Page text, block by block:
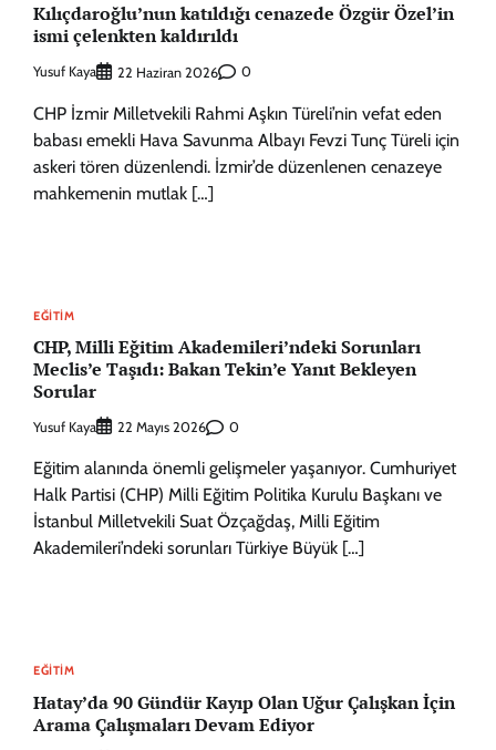
Kılıçdaroğlu’nun katıldığı cenazede Özgür Özel’in
ismi çelenkten kaldırıldı
Yusuf Kaya 22 Haziran 2026 0
CHP İzmir Milletvekili Rahmi Aşkın Türeli’nin vefat eden
babası emekli Hava Savunma Albayı Fevzi Tunç Türeli için
askeri tören düzenlendi. İzmir’de düzenlenen cenazeye
mahkemenin mutlak […]
EĞITIM
CHP, Milli Eğitim Akademileri’ndeki Sorunları
Meclis’e Taşıdı: Bakan Tekin’e Yanıt Bekleyen
Sorular
Yusuf Kaya 22 Mayıs 2026 0
Eğitim alanında önemli gelişmeler yaşanıyor. Cumhuriyet
Halk Partisi (CHP) Milli Eğitim Politika Kurulu Başkanı ve
İstanbul Milletvekili Suat Özçağdaş, Milli Eğitim
Akademileri’ndeki sorunları Türkiye Büyük […]
EĞITIM
Hatay’da 90 Gündür Kayıp Olan Uğur Çalışkan İçin
Arama Çalışmaları Devam Ediyor